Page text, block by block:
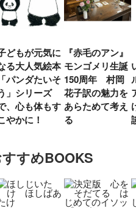
どもが元気に
る大人気絵本
「パンダたいそ
」シリーズ
、心も体もす
やかに！
『赤毛のアン』
モンゴメリ生誕
150周年 村岡
花子訳の魅力を
あらためて考え
る
すめBOOKS